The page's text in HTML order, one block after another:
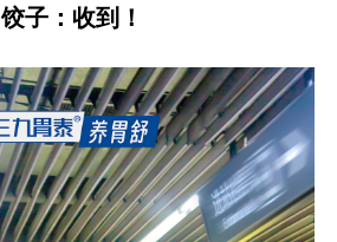
饺子：收到！